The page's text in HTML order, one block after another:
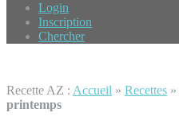
Login
Inscription
Chercher
Recette AZ : Accueil » Recettes »
printemps